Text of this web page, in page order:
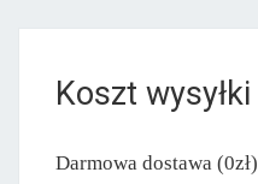
Koszt wysyłki
Darmowa dostawa (0zł)